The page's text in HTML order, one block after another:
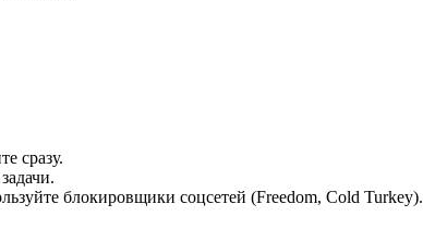
сразу.
блокировщики соцсетей (Freedom, Cold Turkey).